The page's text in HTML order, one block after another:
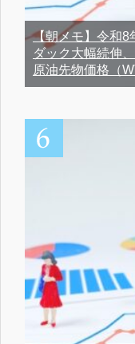
【朝メモ】令和8
ダック大幅続伸
原油先物価格（